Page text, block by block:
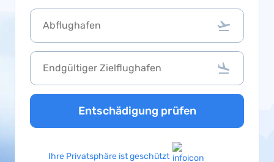
Entschädigung prüfen
Ihre Privatsphäre ist geschützt